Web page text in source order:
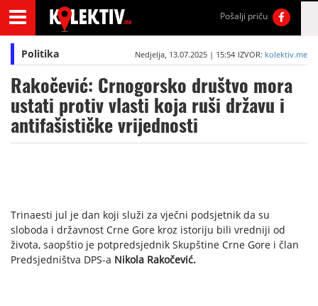
Pošalji priču
Politika Nedjelja, 13.07.2025 | 15:54 IZVOR: kolektiv.me
Rakočević: Crnogorsko društvo mora
ustati protiv vlasti koja ruši državu i
antifašističke vrijednosti
Trinaesti jul je dan koji služi za vječni podsjetnik da su
sloboda i državnost Crne Gore kroz istoriju bili vredniji od
života, saopštio je potpredsjednik Skupštine Crne Gore i član
Predsjedništva DPS-a Nikola Rakočević.